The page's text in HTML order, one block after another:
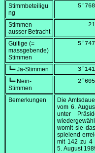
Stimmbeteiligu
ng
Stimmen
ausser Betracht
Gültige (=
massgebende)
Stimmen
┗━ Ja-Stimmen
┗━ Nein-
Stimmen
Bemerkungen
Die
vom 6.
unter
womit sie
spielend
mit 142 zu 4
5. August